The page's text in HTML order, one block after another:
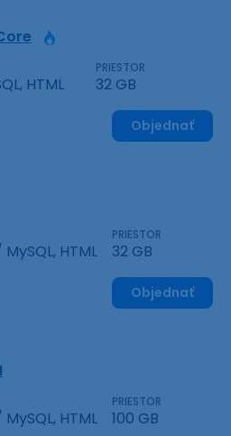
HTML
PRIESTOR
32 GB
Objednať
MySQL, HTML
PRIESTOR
32 GB
Objednať
MySQL, HTML
PRIESTOR
100 GB